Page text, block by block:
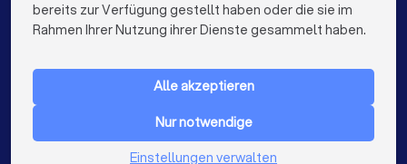
Berater für Baufinanzierung in Köln
Berater für Baufinanzierung in Stuttgart
Berater für Baufinanzierung in Düsseldorf
FÜR PRIVATPERSONEN
Niederlande
bereits zur Verfügung gestellt haben oder die sie im
Rahmen Ihrer Nutzung ihrer Dienste gesammelt haben.
Alle akzeptieren
Nur notwendige
Einstellungen verwalten